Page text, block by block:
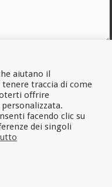
riservati
aiutano il
traccia di come
offrire
facendo clic su
dei singoli